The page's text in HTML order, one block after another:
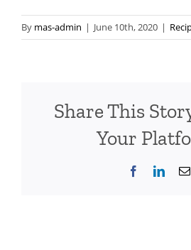
By mas-admin | June 10th, 2020 |
Share This
Your
Facebook